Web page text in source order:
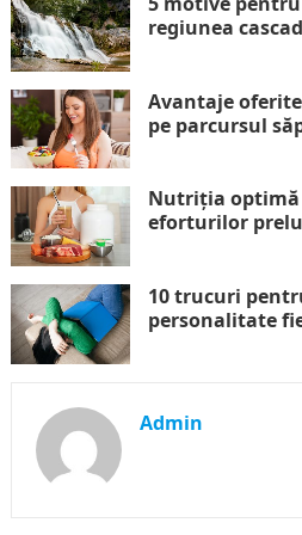
regiunea
Avantaje
pe parcursul
Nutriția
eforturilor
10 trucuri
personalitate
Admin